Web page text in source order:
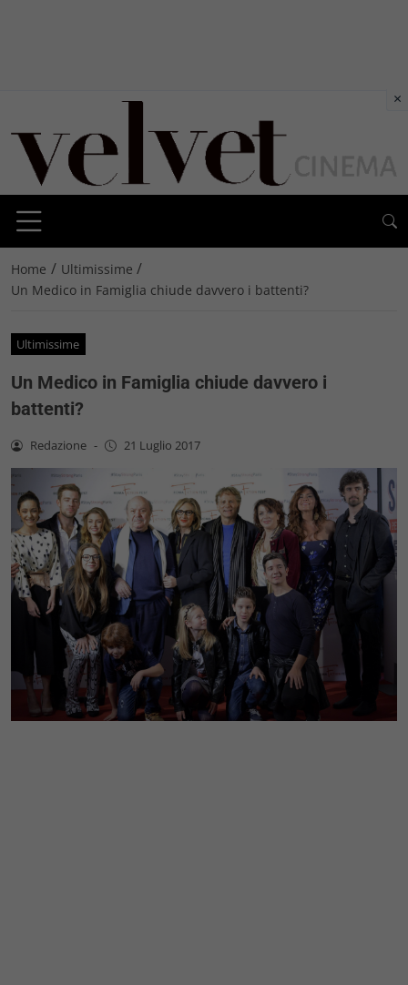
Home / Ultimissime /
Un Medico in Famiglia chiude davvero i battenti?
Ultimissime
Un Medico in Famiglia chiude davvero i
battenti?
Redazione - 21 Luglio 2017
×